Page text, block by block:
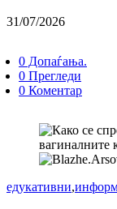
31/07/2026
0 Допаѓања.
0 Прегледи
0 Коментар
едукативни,